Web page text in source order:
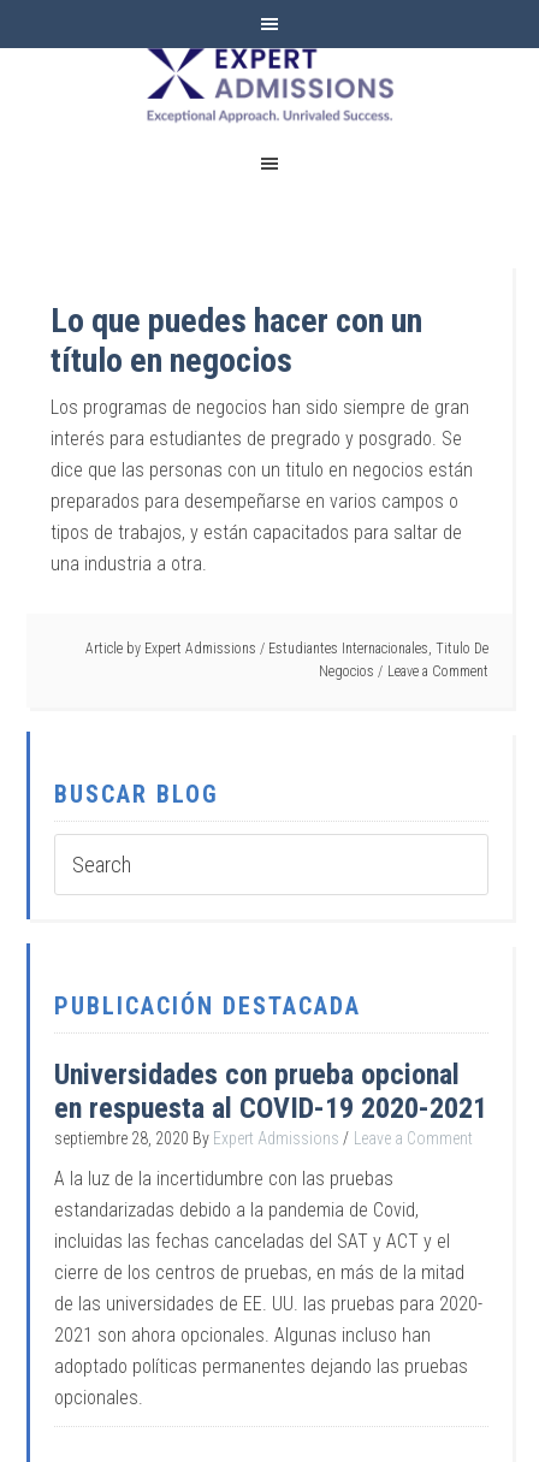
EXPERT
ADMISSIONS
Lo que puedes hacer con un
título en negocios
Los programas de negocios han sido siempre de gran
interés para estudiantes de pregrado y posgrado. Se
dice que las personas con un titulo en negocios están
preparados para desempeñarse en varios campos o
tipos de trabajos, y están capacitados para saltar de
una industria a otra.
Article by Expert Admissions / Estudiantes Internacionales, Titulo De
Negocios
Leave a Comment
BUSCAR BLOG
PUBLICACIÓN DESTACADA
Universidades con prueba opcional
en respuesta al COVID-19 2020-2021
septiembre 28, 2020 By Expert Admissions Leave a Comment
A la luz de la incertidumbre con las pruebas
estandarizadas debido a la pandemia de Covid,
incluidas las fechas canceladas del SAT y ACT y el
cierre de los centros de pruebas, en más de la mitad
de las universidades de EE. UU. las pruebas para 2020-
2021 son ahora opcionales. Algunas incluso han
adoptado políticas permanentes dejando las pruebas
opcionales.